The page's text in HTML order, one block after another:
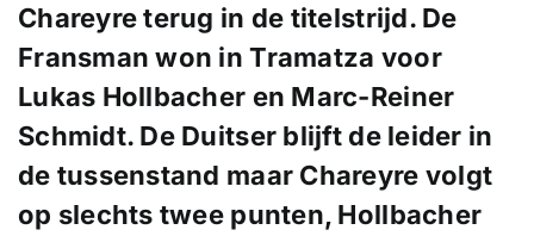
Chareyre terug in de titelstrijd. De
Fransman won in Tramatza voor
Lukas Hollbacher en Marc-Reiner
Schmidt. De Duitser blijft de leider in
de tussenstand maar Chareyre volgt
op slechts twee punten, Hollbacher